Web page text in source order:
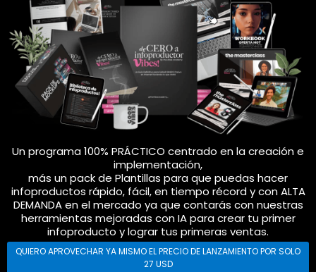
Un programa 100% PRÁCTICO centrado en la creación e
implementación,
más un pack de Plantillas para que puedas hacer
infoproductos rápido, fácil, en tiempo récord y con ALTA
DEMANDA en el mercado ya que contarás con nuestras
herramientas mejoradas con IA para crear tu primer
infoproducto y lograr tus primeras ventas.
QUIERO APROVECHAR YA MISMO EL PRECIO DE LANZAMIENTO POR SOLO
27 USD